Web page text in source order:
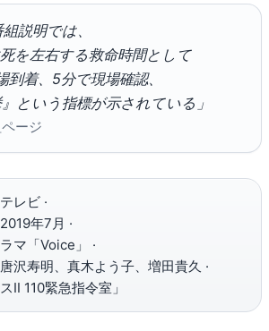
説明では、
を左右する救命時間として
到着、5分で現場確認、
という指標が示されている」
ージ
レビ ·
2019年7月 ·
マ「Voice」 ·
唐沢寿明、真木よう子、増田貴久 ·
Ⅱ 110緊急指令室」